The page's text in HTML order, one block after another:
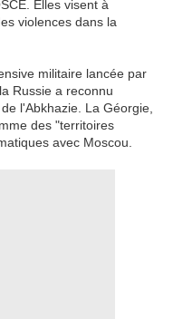
Elles visent à
violences dans la
militaire lancée par
Russie a reconnu
l'Abkhazie. La Géorgie,
des "territoires
avec Moscou.